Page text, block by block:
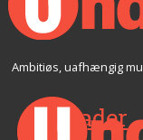
Ambitiøs, uafhængig
Plader